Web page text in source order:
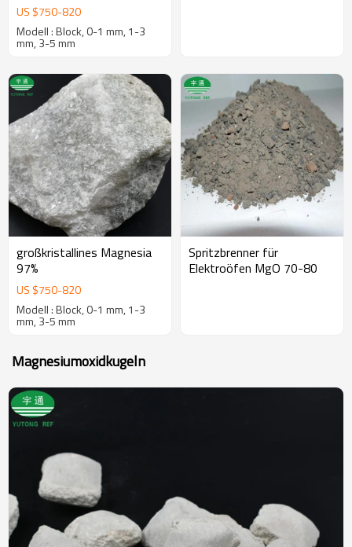
US $750-820
Modell : Block, 0-1 mm, 1-3
mm, 3-5 mm
großkristallines Magnesia
97%
US $750-820
Modell : Block, 0-1 mm, 1-3
mm, 3-5 mm
Spritzbrenner für
Elektroöfen MgO 70-80
Magnesiumoxidkugeln